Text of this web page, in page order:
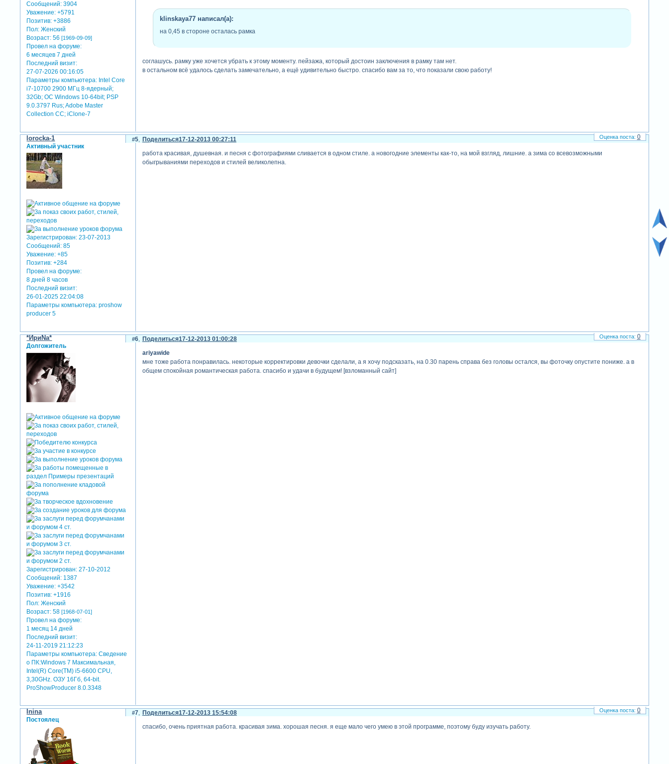
Сообщений: 3904
Уважение: +5791
Позитив: +3886
Пол: Женский
Возраст: 56[1969-09-09]
Провел на форуме:
6 месяцев 7 дней
Последний визит:
27-07-2026 00:16:05
Параметры компьютера: Intel Core
i7-10700 2900 МГц 8-ядерный;
32Gb; ОС Windows 10-64bit; PSP
9.0.3797 Rus; Adobe Master
Collection СС; iClone-7
klinskaya77 написал(а):
на 0,45 в стороне осталась рамка
соглашусь. рамку уже хочется убрать к этому моменту. пейзажа, который достоин заключения в рамку там нет.
в остальном всё удалось сделать замечательно, а ещё удивительно быстро. спасибо вам за то, что показали свою работу!
Поделиться
5 17-12-2013 00:27:11
lorocka-1
Активный участник
Зарегистрирован: 23-07-2013
Сообщений: 85
Уважение: +85
Позитив: +284
Провел на форуме:
8 дней 8 часов
Последний визит:
26-01-2025 22:04:08
Параметры компьютера: proshow
producer 5
работа красивая, душевная. и песня с фотографиями сливается в одном стиле. а новогодние элементы как-то, на мой взгляд, лишние. а зима со всевозможными
обыгрываниями переходов и стилей великолепна.
0
Поделиться
6 17-12-2013 01:00:28
*ИриNа*
Долгожитель
Зарегистрирован: 27-10-2012
Сообщений: 1387
Уважение: +3542
Позитив: +1916
Пол: Женский
Возраст: 58[1968-07-01]
Провел на форуме:
1 месяц 14 дней
Последний визит:
24-11-2019 21:12:23
Параметры компьютера: Сведение
о ПК:Windows 7 Максимальная,
Intel(R) Core(TM) i5-6600 CPU,
3,30GHz. ОЗУ 16Гб, 64-bit.
ProShowProducer 8.0.3348
ariyawide
мне тоже работа понравилась. некоторые корректировки девочки сделали, а я хочу подсказать, на 0.30 парень справа без головы остался, вы фоточку опустите пониже. а в
общем спокойная романтическая работа. спасибо и удачи в будущем! [взломанный сайт]
0
Поделиться
7 17-12-2013 15:54:08
Inina
Постоялец
спасибо, очень приятная работа. красивая зима. хорошая песня. я еще мало чего умею в этой программе, поэтому буду изучать работу.
0